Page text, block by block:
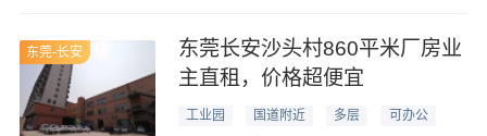
东莞-长安
东莞长安沙头村860平米厂房业
主直租，价格超便宜
工业园 国道附近 多层 可办公